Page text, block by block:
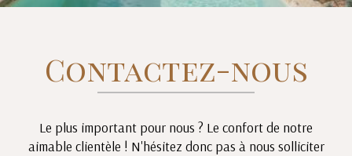
Contactez-nous
Le plus important pour nous ? Le confort de notre
aimable clientèle ! N'hésitez donc pas à nous solliciter